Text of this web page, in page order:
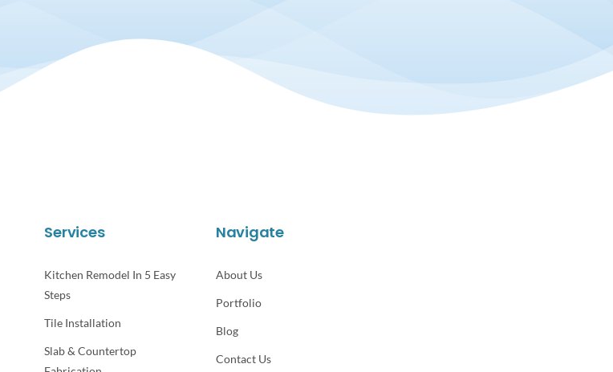
Services
Kitchen Remodel In 5 Easy
Steps
Tile Installation
Slab & Countertop
Navigate
About Us
Portfolio
Blog
Contact Us